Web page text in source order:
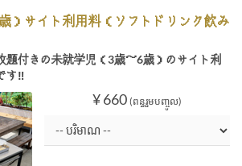
）サイト利用料（ソフトドリンク飲み
題付きの未就学児（3歳～6歳）のサイト利
す‼
¥ 660 (ពន្ធរួមបញ្ចូល)